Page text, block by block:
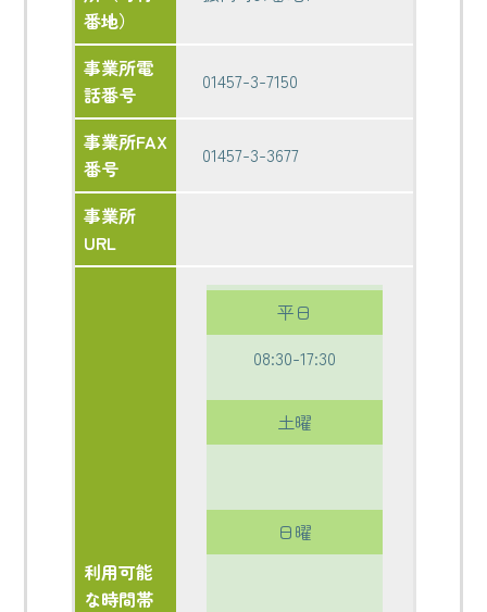
番地）
事業所電
話番号
01457-3-7150
事業所FAX
番号
01457-3-3677
事業所
URL
利用可能
な時間帯
平日
08:30-17:30
土曜
日曜